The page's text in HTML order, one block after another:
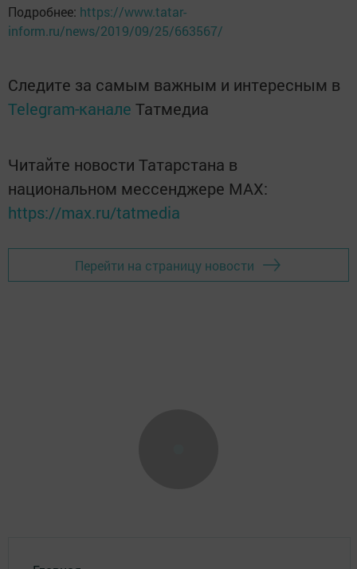
Подробнее: https://www.tatar-
inform.ru/news/2019/09/25/663567/
Следите за самым важным и интересным в
Telegram-канале Татмедиа
Читайте новости Татарстана в
национальном мессенджере MАХ:
https://max.ru/tatmedia
Перейти на страницу новости